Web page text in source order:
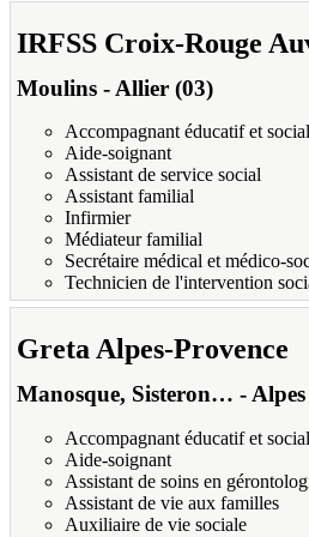
IRFSS Croix-Rouge
Moulins - Allier (03)
Accompagnant éducatif et social
Aide-soignant
Assistant de service social
Assistant familial
Infirmier
Médiateur familial
Secrétaire médical et médico-
Technicien de l'intervention
Greta Alpes-Provence
Manosque, Sisteron… -
Accompagnant éducatif et social
Aide-soignant
Assistant de soins en
Assistant de vie aux familles
Auxiliaire de vie sociale